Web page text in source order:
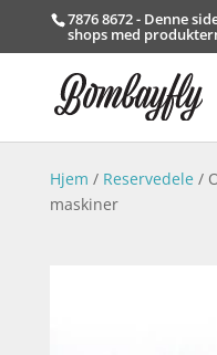
7876 8672 - Denne
shops med
Hjem / Reservedele /
maskiner